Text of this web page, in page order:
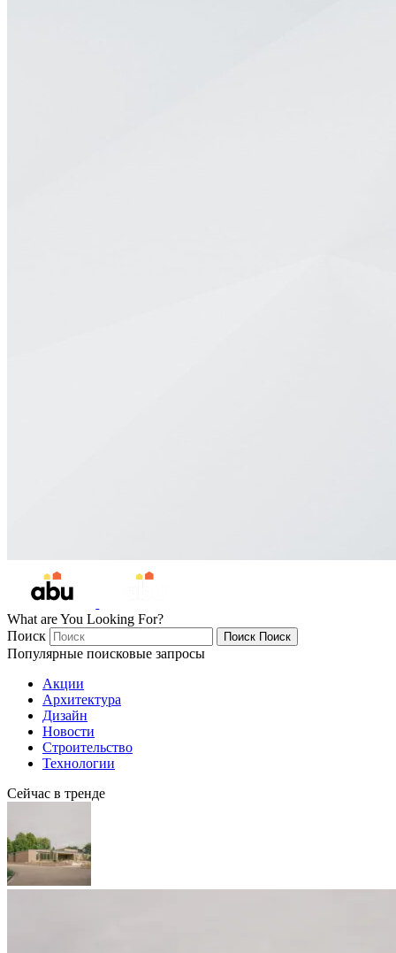
What are You Looking For?
Поиск
Поиск Поиск
Популярные поисковые запросы
Акции
Архитектура
Дизайн
Новости
Строительство
Технологии
Сейчас в тренде